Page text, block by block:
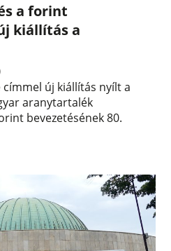
a forint
kiállítás a
új kiállítás nyílt a
aranytartalék
bevezetésének 80.